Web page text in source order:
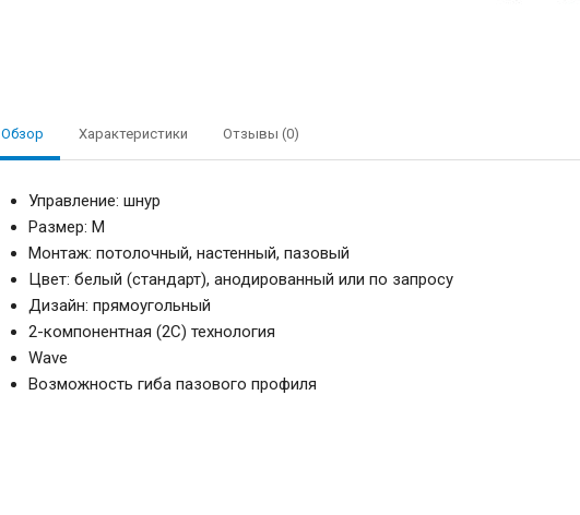
Обзор Характеристики Отзывы (0)
Управление: шнур
Размер: M
Монтаж: потолочный, настенный, пазовый
Цвет: белый (стандарт), анодированный или по запросу
Дизайн: прямоугольный
2-компонентная (2C) технология
Wave
Возможность гиба пазового профиля